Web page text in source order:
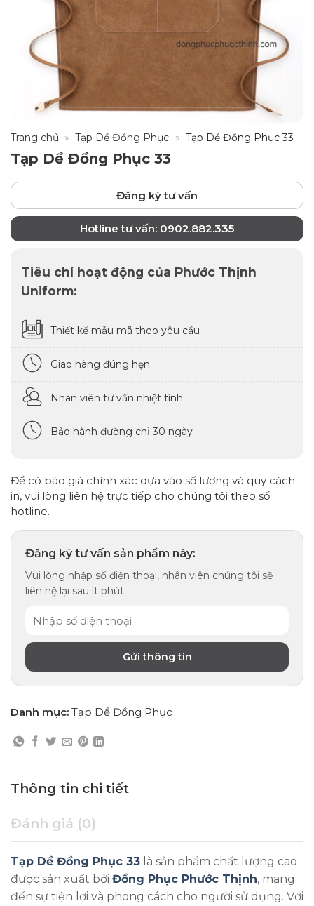
Trang chủ » Tạp Dề Đồng Phục » Tạp Dề Đồng Phục 33
Tạp Dề Đồng Phục 33
Đăng ký tư vấn
Hotline tư vấn: 0902.882.335
Tiêu chí hoạt động của Phước Thịnh
Uniform:
Thiết kế mẫu mã theo yêu cầu
Giao hàng đúng hẹn
Nhân viên tư vấn nhiệt tình
Bảo hành đường chỉ 30 ngày
Để có báo giá chính xác dựa vào số lượng và quy cách
in, vui lòng liên hệ trực tiếp cho chúng tôi theo số
hotline.
Đăng ký tư vấn sản phẩm này:
Vui lòng nhập số điện thoại, nhân viên chúng tôi sẽ
liên hệ lại sau ít phút.
Danh mục: Tạp Dề Đồng Phục
Thông tin chi tiết
Đánh giá (0)
Tạp Dề Đồng Phục 33 là sản phẩm chất lượng cao
được sản xuất bởi Đồng Phục Phước Thịnh, mang
đến sự tiện lợi và phong cách cho người sử dụng. Với